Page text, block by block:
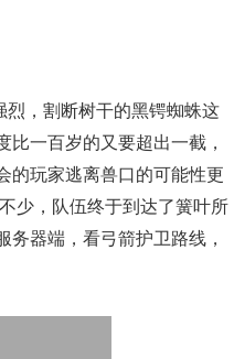
，割断树干的黑锷蜘蛛这
一百岁的又要超出一截，
的玩家逃离兽口的可能性更
少，队伍终于到达了簧叶所
器端，看弓箭护卫路线，